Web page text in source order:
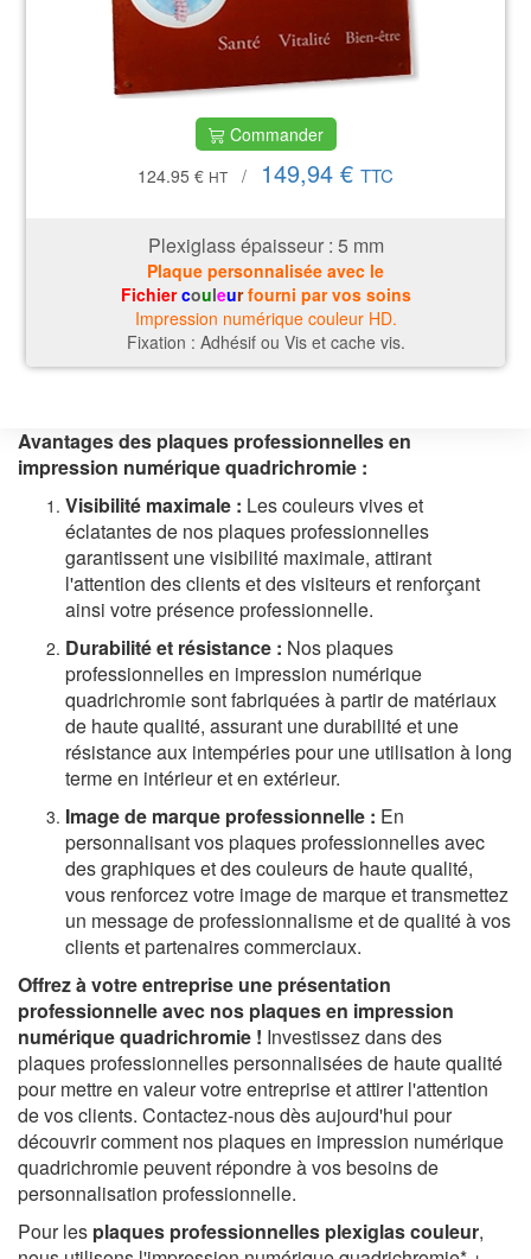
Commander
124.95 € HT / 149,94 € TTC
Plexiglass épaisseur : 5 mm
Plaque personnalisée avec le
Fichier couleurfourni par vos soins
Impression numérique couleur HD.
Fixation : Adhésif ou Vis et cache vis.
Avantages des plaques professionnelles en
impression numérique quadrichromie :
Visibilité maximale : Les couleurs vives et
éclatantes de nos plaques professionnelles
garantissent une visibilité maximale, attirant
l'attention des clients et des visiteurs et renforçant
ainsi votre présence professionnelle.
Durabilité et résistance : Nos plaques
professionnelles en impression numérique
quadrichromie sont fabriquées à partir de matériaux
de haute qualité, assurant une durabilité et une
résistance aux intempéries pour une utilisation à long
terme en intérieur et en extérieur.
Image de marque professionnelle : En
personnalisant vos plaques professionnelles avec
des graphiques et des couleurs de haute qualité,
vous renforcez votre image de marque et transmettez
un message de professionnalisme et de qualité à vos
clients et partenaires commerciaux.
Offrez à votre entreprise une présentation
professionnelle avec nos plaques en impression
numérique quadrichromie ! Investissez dans des
plaques professionnelles personnalisées de haute qualité
pour mettre en valeur votre entreprise et attirer l'attention
de vos clients. Contactez-nous dès aujourd'hui pour
découvrir comment nos plaques en impression numérique
quadrichromie peuvent répondre à vos besoins de
personnalisation professionnelle.
Pour les plaques professionnelles plexiglas couleur,